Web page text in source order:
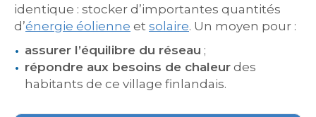
identique : stocker d’importantes quantités
d’énergie éolienne et solaire. Un moyen pour :
assurer l’équilibre du réseau ;
répondre aux besoins de chaleur des
habitants de ce village finlandais.